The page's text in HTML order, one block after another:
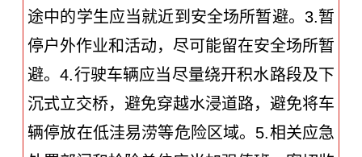
途中的学生应当就近到安全场所暂避。3.暂
停户外作业和活动，尽可能留在安全场所暂
避。4.行驶车辆应当尽量绕开积水路段及下
沉式立交桥，避免穿越水浸道路，避免将车
辆停放在低洼易涝等危险区域。5.相关应急